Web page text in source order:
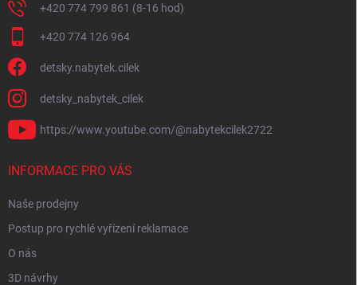
+420 774 799 861 (8-16 hod)
+420 774 126 964
detsky.nabytek.cilek
detsky_nabytek_cilek
https://www.youtube.com/@nabytekcilek2722
INFORMACE PRO VÁS
Naše prodejny
Postup pro rychlé vyřízení reklamace
O nás
3D návrhy